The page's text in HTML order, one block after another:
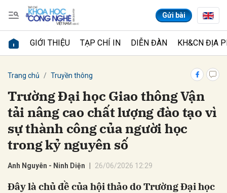
Gửi bài
GIỚI THIỆU TẠP CHÍ IN DIỄN ĐÀN KH&CN ĐỊA
Trang chủ Truyền thông
Trường Đại học Giao thông Vận
tải nâng cao chất lượng đào tạo vì
sự thành công của người học
trong kỷ nguyên số
Anh Nguyên - Ninh Diện 26/06/2026 12:29
Đây là chủ đề của hội thảo do Trường Đại học
Gửi bình luận
Hủy